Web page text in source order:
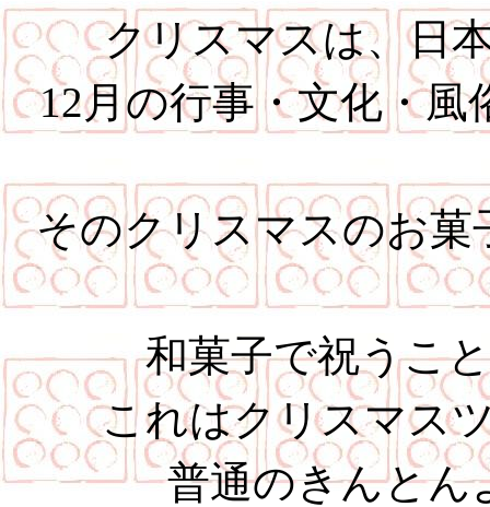
クリスマスは、日
12月の行事・文化・
そのクリスマスのお菓
和菓子で祝うこ
これはクリスマス
普通のきんとん